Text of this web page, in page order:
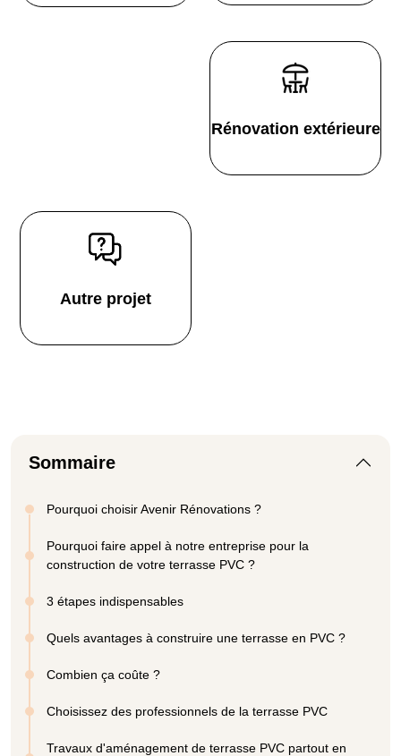
Rénovation extérieure
Autre projet
Sommaire
Pourquoi choisir Avenir Rénovations ?
Pourquoi faire appel à notre entreprise pour la
construction de votre terrasse PVC ?
3 étapes indispensables
Quels avantages à construire une terrasse en PVC ?
Combien ça coûte ?
Choisissez des professionnels de la terrasse PVC
Travaux d'aménagement de terrasse PVC partout en